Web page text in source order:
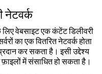
नेटवर्क
लिए वेबसाइट एक कंटेंट डिलीवरी
का एक वितरित नेटवर्क होता
कर सकता है। इसी उद्देश्य
फ़ाइलों में संसाधित हो सकता है।